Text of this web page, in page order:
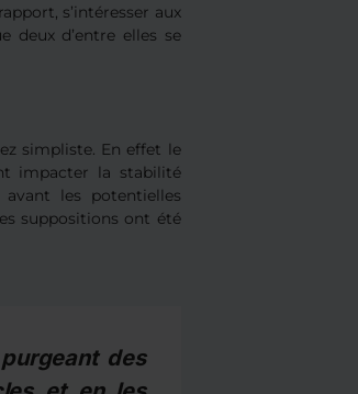
s’intéresser aux
deux d’entre elles se
simpliste. En effet le
impacter la stabilité
les potentielles
suppositions ont été
des